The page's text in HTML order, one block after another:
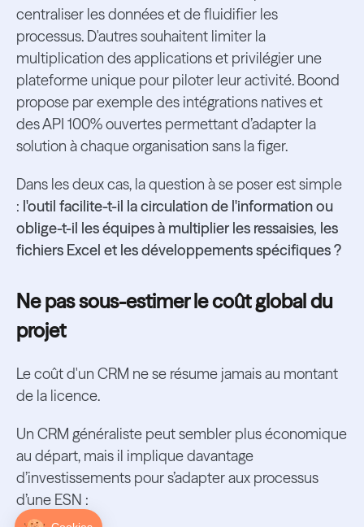
centraliser les données et de fluidifier les
processus. D'autres souhaitent limiter la
multiplication des applications et privilégier une
plateforme unique pour piloter leur activité. Boond
propose par exemple des intégrations natives et
des API 100% ouvertes permettant d’adapter la
solution à chaque organisation sans la figer.
Dans les deux cas, la question à se poser est simple
: l'outil facilite-t-il la circulation de l'information ou
oblige-t-il les équipes à multiplier les ressaisies, les
fichiers Excel et les développements spécifiques ?
Ne pas sous-estimer le coût global du
projet
Le coût d'un CRM ne se résume jamais au montant
de la licence.
Un CRM généraliste peut sembler plus économique
au départ, mais il implique davantage
d’investissements pour s’adapter aux processus
d’une ESN :